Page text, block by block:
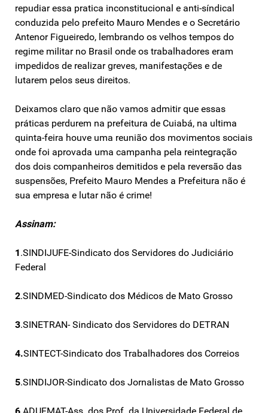
repudiar essa pratica inconstitucional e anti-síndical
conduzida pelo prefeito Mauro Mendes e o Secretário
Antenor Figueiredo, lembrando os velhos tempos do
regime militar no Brasil onde os trabalhadores eram
impedidos de realizar greves, manifestações e de
lutarem pelos seus direitos.
Deixamos claro que não vamos admitir que essas
práticas perdurem na prefeitura de Cuiabá, na ultima
quinta-feira houve uma reunião dos movimentos sociais
onde foi aprovada uma campanha pela reintegração
dos dois companheiros demitidos e pela reversão das
suspensões, Prefeito Mauro Mendes a Prefeitura não é
sua empresa e lutar não é crime!
Assinam:
1.SINDIJUFE-Sindicato dos Servidores do Judiciário
Federal
2.SINDMED-Sindicato dos Médicos de Mato Grosso
3.SINETRAN- Sindicato dos Servidores do DETRAN
4.SINTECT-Sindicato dos Trabalhadores dos Correios
5.SINDIJOR-Sindicato dos Jornalistas de Mato Grosso